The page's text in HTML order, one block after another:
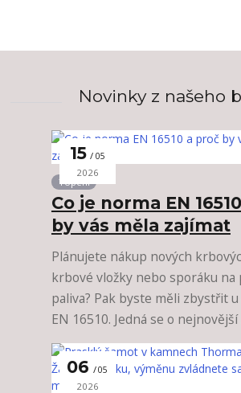
Novinky z našeho
15 05
2026
Topení
Co je norma EN
by vás měla zajímat
Plánujete nákup nových
krbové vložky nebo sporáku na
paliva? Pak byste měli zbystřit
EN 16510. Jedná se o nejnovější
06 05
2026